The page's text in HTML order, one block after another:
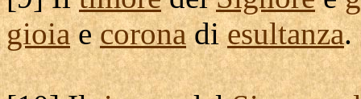
gioiaecoronadiesultanza.